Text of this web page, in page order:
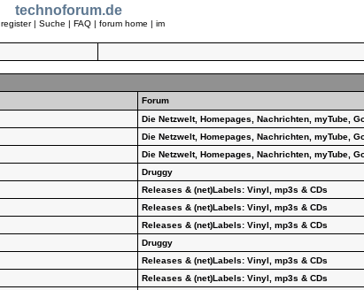
technoforum.de
register | Suche | FAQ| forum home | im
Forum
Die Netzwelt, Homepages, Nachrichten, myTube,
Die Netzwelt, Homepages, Nachrichten, myTube,
Die Netzwelt, Homepages, Nachrichten, myTube,
Druggy
Releases & (net)Labels: Vinyl, mp3s & CDs
Releases & (net)Labels: Vinyl, mp3s & CDs
Releases & (net)Labels: Vinyl, mp3s & CDs
Druggy
Releases & (net)Labels: Vinyl, mp3s & CDs
Releases & (net)Labels: Vinyl, mp3s & CDs